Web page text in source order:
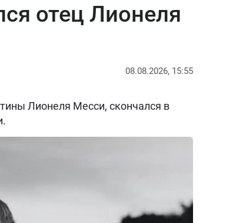
отец Лионеля
08.08.2026, 15:55
Лионеля Месси, скончался в